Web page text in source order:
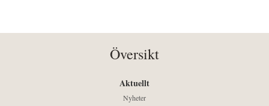
Översikt
Aktuellt
Nyheter